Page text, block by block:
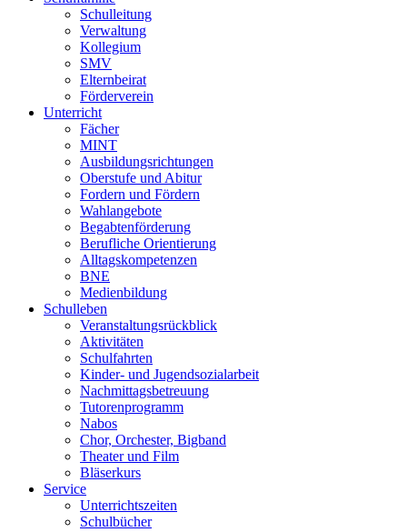
Schulleitung
Verwaltung
Kollegium
SMV
Elternbeirat
Förderverein
Unterricht
Fächer
MINT
Ausbildungsrichtungen
Oberstufe und Abitur
Fordern und Fördern
Wahlangebote
Begabtenförderung
Berufliche Orientierung
Alltagskompetenzen
BNE
Medienbildung
Schulleben
Veranstaltungsrückblick
Aktivitäten
Schulfahrten
Kinder- und Jugendsozialarbeit
Nachmittagsbetreuung
Tutorenprogramm
Nabos
Chor, Orchester, Bigband
Theater und Film
Bläserkurs
Service
Unterrichtszeiten
Schulbücher